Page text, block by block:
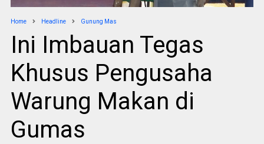
Home Headline Gunung Mas
Ini Imbauan Tegas
Khusus Pengusaha
Warung Makan di
Gumas